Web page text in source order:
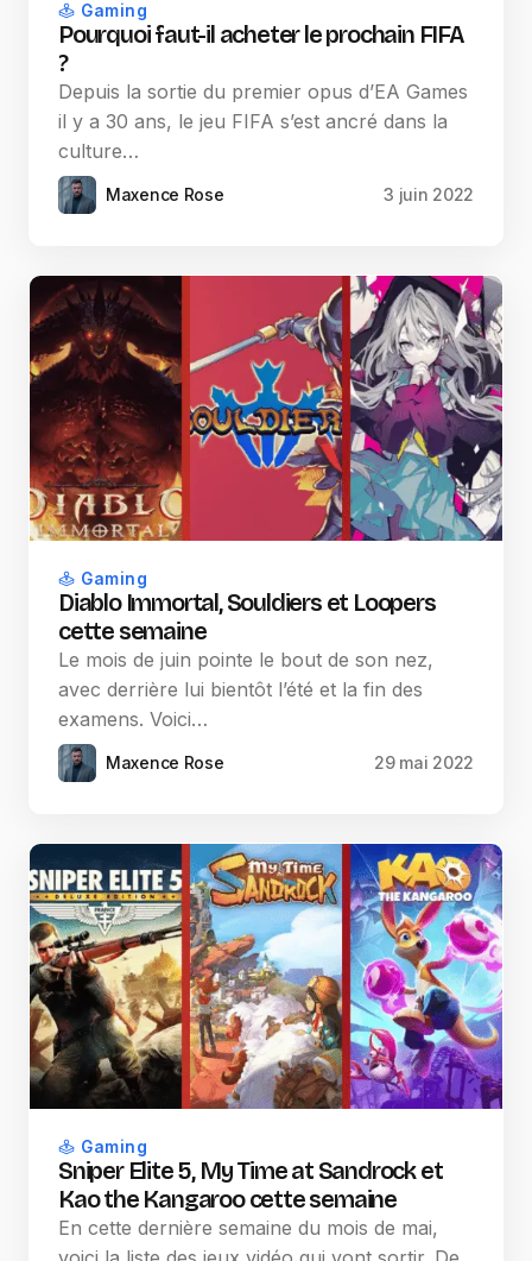
Gaming
Pourquoi faut-il acheter le prochain FIFA
?
Depuis la sortie du premier opus d’EA Games
il y a 30 ans, le jeu FIFA s’est ancré dans la
culture…
Maxence Rose 3 juin 2022
Gaming
Diablo Immortal, Souldiers et Loopers
cette semaine
Le mois de juin pointe le bout de son nez,
avec derrière lui bientôt l’été et la fin des
examens. Voici…
Maxence Rose 29 mai 2022
Gaming
Sniper Elite 5, My Time at Sandrock et
Kao the Kangaroo cette semaine
En cette dernière semaine du mois de mai,